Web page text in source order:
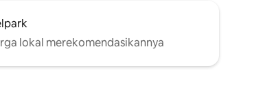
lokal merekomendasikannya